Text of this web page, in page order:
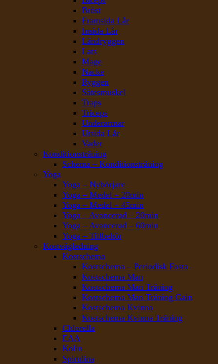
Bröst
Framsida Lår
Insida Lår
Ländryggen
Lats
Mage
Nacke
Ryggen
Sätesmuskel
Traps
Triceps
Underarmar
Utsida Lår
Vader
Konditionsträning
Schema – Konditionsträning
Yoga
Yoga – Nybörjare
Yoga – Medel – 20min
Yoga – Medel – 45min
Yoga – Avancerad – 20min
Yoga – Avancerad – 60min
Yoga – Tillbehör
Kostvägledning
Kostschema
Kostschema – Periodisk Fasta
Kostschema Man
Kostschema Man Träning
Kostschema Man Träning Gain
Kostschema Kvinna
Kostschema Kvinna Träning
Chlorella
EAA
Kolin
Spirulina